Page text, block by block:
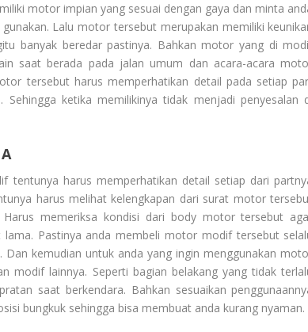
motor impian yang sesuai dengan gaya dan minta
Lalu motor tersebut merupakan memiliki
banyak beredar pastinya. Bahkan motor yang di
saat berada pada jalan umum dan acara-acara
tersebut harus memperhatikan detail pada setiap
ketika memilikinya tidak menjadi penyesalan
tentunya harus memperhatikan detail setiap dari
harus melihat kelengkapan dari surat motor
memeriksa kondisi dari body motor tersebut
Pastinya anda membeli motor modif tersebut
kemudian untuk anda yang ingin menggunakan
modif lainnya. Seperti bagian belakang yang tidak
saat berkendara. Bahkan sesuaikan
bungkuk sehingga bisa membuat anda kurang nyaman.